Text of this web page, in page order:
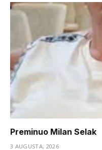
Preminuo Milan Selak
3 AUGUSTA, 2026